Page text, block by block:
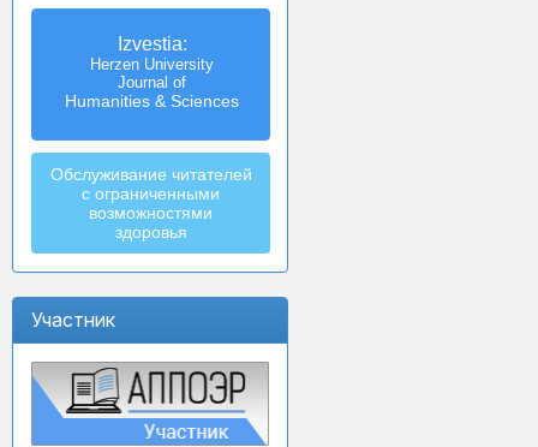
Izvestia:
Herzen University
Journal of
Humanities & Sciences
Обслуживание читателей
с ограниченными
возможностями
здоровья
Участник